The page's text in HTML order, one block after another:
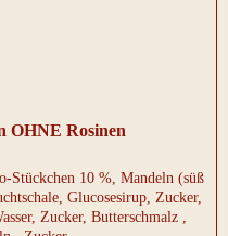
OHNE Rosinen
Stückchen 10 %, Mandeln (süß
Glucosesirup, Zucker,
Zucker, Butterschmalz ,